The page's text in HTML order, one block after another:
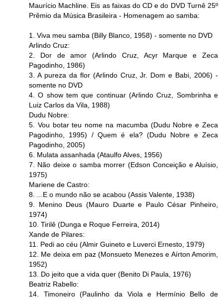
Maurício Machline. Eis as faixas do CD e do DVD Turnê 25º
Prêmio da Música Brasileira - Homenagem ao samba:
1. Viva meu samba (Billy Blanco, 1958) - somente no DVD
Arlindo Cruz:
2. Dor de amor (Arlindo Cruz, Acyr Marque e Zeca
Pagodinho, 1986)
3. A pureza da flor (Arlindo Cruz, Jr. Dom e Babi, 2006) -
somente no DVD
4. O show tem que continuar (Arlindo Cruz, Sombrinha e
Luiz Carlos da Vila, 1988)
Dudu Nobre:
5. Vou botar teu nome na macumba (Dudu Nobre e Zeca
Pagodinho, 1995) / Quem é ela? (Dudu Nobre e Zeca
Pagodinho, 2005)
6. Mulata assanhada (Ataulfo Alves, 1956)
7. Não deixe o samba morrer (Edson Conceição e Aluísio,
1975)
Mariene de Castro:
8. ...E o mundo não se acabou (Assis Valente, 1938)
9. Menino Deus (Mauro Duarte e Paulo César Pinheiro,
1974)
10. Tirilê (Dunga e Roque Ferreira, 2014)
Xande de Pilares:
11. Pedi ao céu (Almir Guineto e Luverci Ernesto, 1979)
12. Me deixa em paz (Monsueto Menezes e Aírton Amorim,
1952)
13. Do jeito que a vida quer (Benito Di Paula, 1976)
Beatriz Rabello:
14. Timoneiro (Paulinho da Viola e Hermínio Bello de